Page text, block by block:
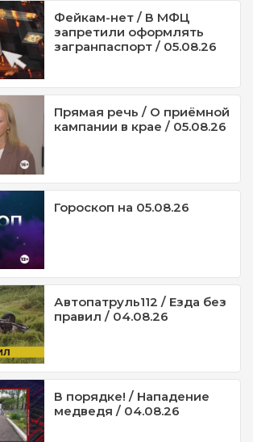
Фейкам-нет / В МФЦ
запретили оформлять
загранпаспорт / 05.08.26
Прямая речь / О приёмной
кампании в крае / 05.08.26
Гороскоп на 05.08.26
Автопатруль112 / Езда без
правил / 04.08.26
В порядке! / Нападение
медведя / 04.08.26